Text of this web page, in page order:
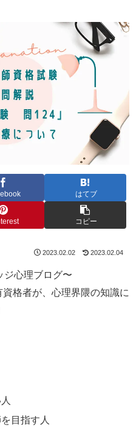
はてブ
コピー
2023.02.02 2023.02.04
心理ブログ〜
格者が、心理界隈の知識に
目指す人